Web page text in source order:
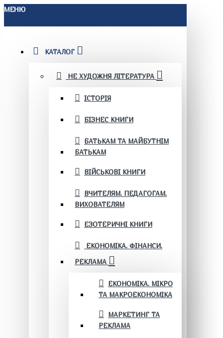
МЕНЮ
КАТАЛОГ
НЕ ХУДОЖНЯ ЛІТЕРАТУРА
ІСТОРІЯ
БІЗНЕС КНИГИ
БАТЬКАМ ТА МАЙБУТНІМ
БАТЬКАМ
ВІЙСЬКОВІ КНИГИ
ВЧИТЕЛЯМ. ПЕДАГОГАМ.
ВИХОВАТЕЛЯМ
ЕЗОТЕРИЧНІ КНИГИ
ЕКОНОМІКА. ФІНАНСИ.
РЕКЛАМА
ЕКОНОМІКА. МІКРО
ТА МАКРОЕКОНОМІКА
МАРКЕТИНГ ТА
РЕКЛАМА